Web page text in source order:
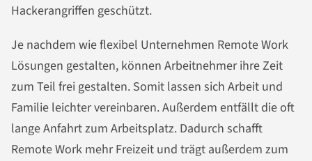
Hackerangriffen geschützt.
Je nachdem wie flexibel Unternehmen Remote Work
Lösungen gestalten, können Arbeitnehmer ihre Zeit
zum Teil frei gestalten. Somit lassen sich Arbeit und
Familie leichter vereinbaren. Außerdem entfällt die oft
lange Anfahrt zum Arbeitsplatz. Dadurch schafft
Remote Work mehr Freizeit und trägt außerdem zum